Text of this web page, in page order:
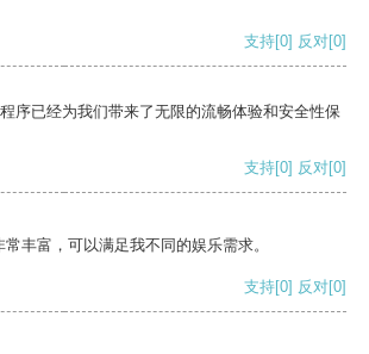
支持[0] 反对[0]
序已经为我们带来了无限的流畅体验和安全性保
支持[0] 反对[0]
丰富，可以满足我不同的娱乐需求。
支持[0] 反对[0]